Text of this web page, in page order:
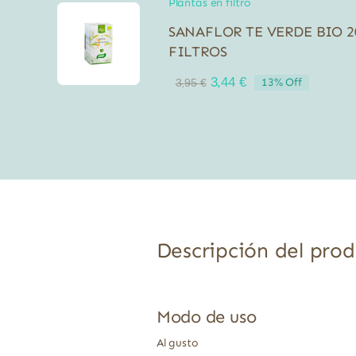
Plantas en filtro
SANAFLOR TE VERDE BIO
FILTROS
3,95€ El
3,44 €El
13% Off
Descripción del
Modo de uso
Al gusto